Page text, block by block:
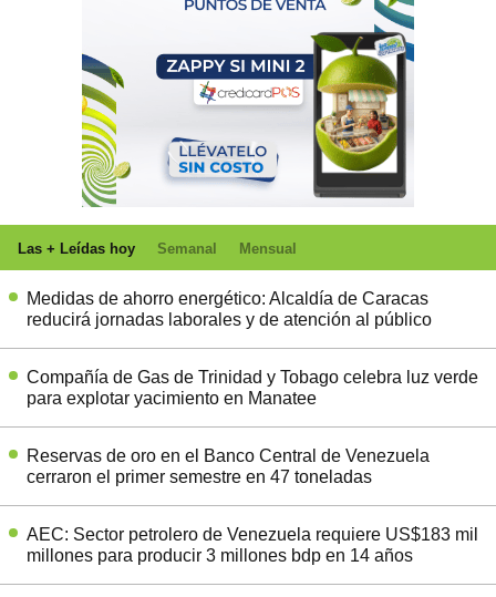
Las + Leídas hoy Semanal Mensual
Medidas de ahorro energético: Alcaldía de Caracas
reducirá jornadas laborales y de atención al público
Compañía de Gas de Trinidad y Tobago celebra luz verde
para explotar yacimiento en Manatee
Reservas de oro en el Banco Central de Venezuela
cerraron el primer semestre en 47 toneladas
AEC: Sector petrolero de Venezuela requiere US$183 mil
millones para producir 3 millones bdp en 14 años